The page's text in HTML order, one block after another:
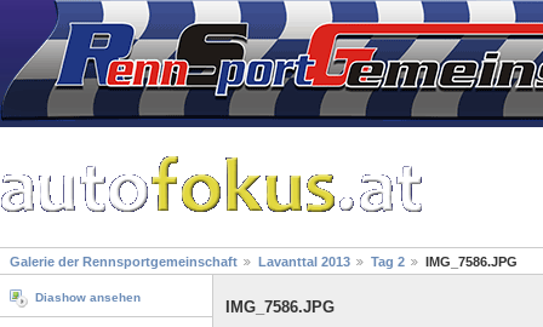
Galerie der Rennsportgemeinschaft Lavanttal 2013 Tag 2 IMG_7586.JPG
Diashow ansehen
IMG_7586.JPG